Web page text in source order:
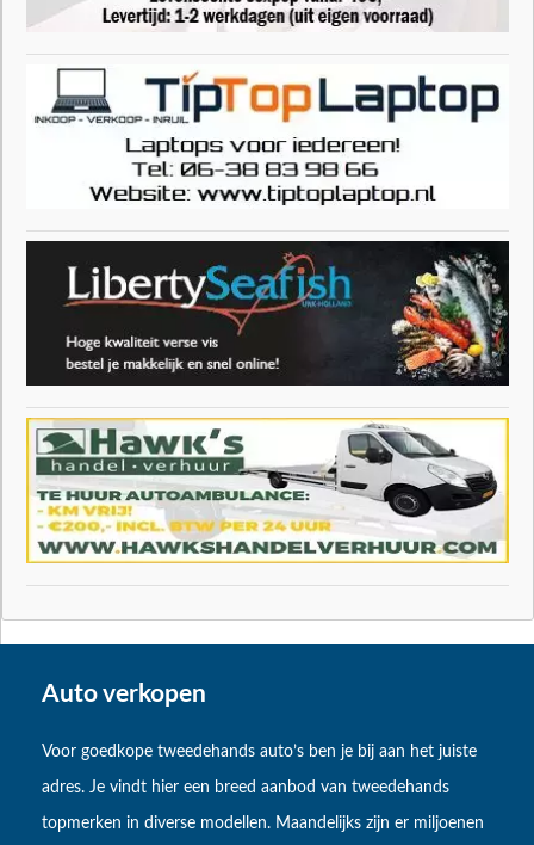
Auto verkopen
Voor goedkope tweedehands auto’s ben je bij aan het juiste
adres. Je vindt hier een breed aanbod van tweedehands
topmerken in diverse modellen. Maandelijks zijn er miljoenen